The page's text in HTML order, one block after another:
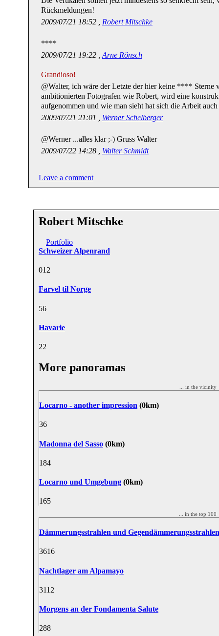
Rückmeldungen!
2009/07/21 18:52 , Robert Mitschke
****
2009/07/21 19:22 , Arne Rönsch
Grandioso!
@Walter, ich wäre der Letzte der hier keine **** Sterne
ambitionierten Fotografen wie Robert, wird eine
aufgenommen und wie man sieht hat sich die Arbeit
2009/07/21 21:01 , Werner Schelberger
@Werner ...alles klar ;-) Gruss Walter
2009/07/22 14:28 , Walter Schmidt
Leave a comment
Robert Mitschke
Portfolio
Schweizer Alpenrand
012
Farvel til Norge
56
Havarie
22
More panoramas
... in the vicinity
Locarno - another impression (0km)
36
Madonna del Sasso (0km)
184
Locarno und Umgebung (0km)
165
... in the top 100
Dämmerungsstrahlen und Gegendämmerungsstrahlen
3616
Nachtlager am Alpamayo
3112
Morgens an der Fondamenta Salute
288